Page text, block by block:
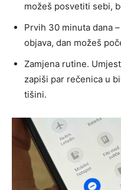
možeš posvetiti sebi,
Prvih 30 minuta dana
objava, dan možeš
Zamjena rutine.
zapiši par rečenica u
tišini.